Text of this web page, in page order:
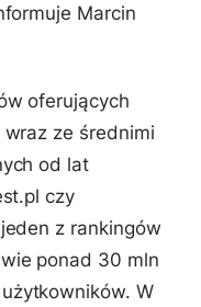
Marcin
oferujących
ze średnimi
od lat
czy
z rankingów
ponad 30 mln
W